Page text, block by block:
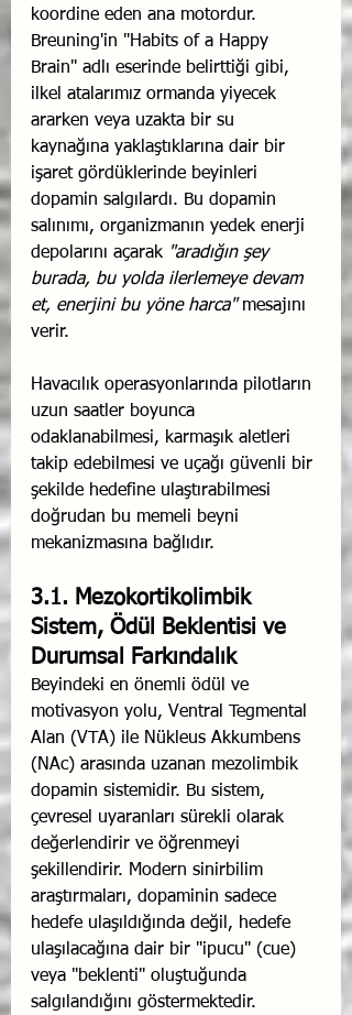
koordine eden ana motordur.
Breuning'in "Habits of a Happy
Brain" adlı eserinde belirttiği gibi,
ilkel atalarımız ormanda yiyecek
ararken veya uzakta bir su
kaynağına yaklaştıklarına dair bir
işaret gördüklerinde beyinleri
dopamin salgılardı. Bu dopamin
salınımı, organizmanın yedek enerji
depolarını açarak "aradığın şey
burada, bu yolda ilerlemeye devam
et, enerjini bu yöne harca" mesajını
verir.
Havacılık operasyonlarında pilotların
uzun saatler boyunca
odaklanabilmesi, karmaşık aletleri
takip edebilmesi ve uçağı güvenli bir
şekilde hedefine ulaştırabilmesi
doğrudan bu memeli beyni
mekanizmasına bağlıdır.
3.1. Mezokortikolimbik
Sistem, Ödül Beklentisi ve
Durumsal Farkındalık
Beyindeki en önemli ödül ve
motivasyon yolu, Ventral Tegmental
Alan (VTA) ile Nükleus Akkumbens
(NAc) arasında uzanan mezolimbik
dopamin sistemidir. Bu sistem,
çevresel uyaranları sürekli olarak
değerlendirir ve öğrenmeyi
şekillendirir. Modern sinirbilim
araştırmaları, dopaminin sadece
hedefe ulaşıldığında değil, hedefe
ulaşılacağına dair bir "ipucu" (cue)
veya "beklenti" oluştuğunda
salgılandığını göstermektedir.